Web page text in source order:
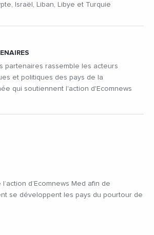
Israël, Liban, Libye et Turquie
d’Ecomnews Med afin de
se développent les pays du pourtour de
partenaires rassemble les acteurs
et politiques des pays de la
qui soutiennent l'action d'Ecomnews